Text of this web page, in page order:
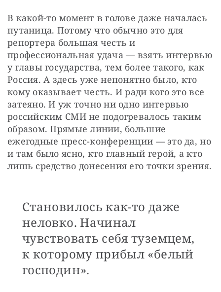
В какой-то момент в голове даже началась
путаница. Потому что обычно это для
репортера большая честь и
профессиональная удача — взять интервью
у главы государства, тем более такого, как
Россия. А здесь уже непонятно было, кто
кому оказывает честь. И ради кого это все
затеяно. И уж точно ни одно интервью
российским СМИ не подогревалось таким
образом. Прямые линии, большие
ежегодные пресс-конференции — это да, но
и там было ясно, кто главный герой, а кто
лишь средство донесения его точки зрения.
Становилось как-то даже
неловко. Начинал
чувствовать себя туземцем,
к которому прибыл «белый
господин».